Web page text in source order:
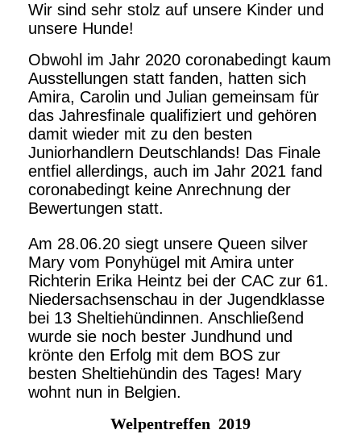
Wir sind sehr stolz auf unsere Kinder und
unsere Hunde!
Obwohl im Jahr 2020 coronabedingt kaum
Ausstellungen statt fanden, hatten sich
Amira, Carolin und Julian gemeinsam für
das Jahresfinale qualifiziert und gehören
damit wieder mit zu den besten
Juniorhandlern Deutschlands! Das Finale
entfiel allerdings, auch im Jahr 2021 fand
coronabedingt keine Anrechnung der
Bewertungen statt.
Am 28.06.20 siegt unsere Queen silver
Mary vom Ponyhügel mit Amira unter
Richterin Erika Heintz bei der CAC zur 61.
Niedersachsenschau in der Jugendklasse
bei 13 Sheltiehündinnen. Anschließend
wurde sie noch bester Jundhund und
krönte den Erfolg mit dem BOS zur
besten Sheltiehündin des Tages! Mary
wohnt nun in Belgien.
Welpentreffen 2019